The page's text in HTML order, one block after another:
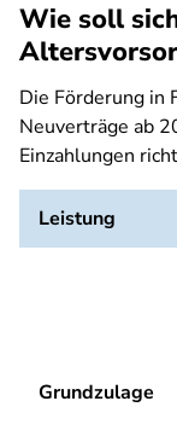
Wie soll
Die Förderung in
Neuverträge ab
Einzahlungen
Leistung
Grundzulage